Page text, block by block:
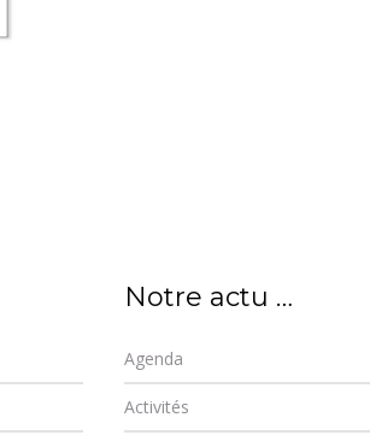
Notre actu …
Agenda
Activités